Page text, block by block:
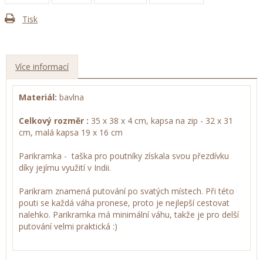
Tisk
Více informací
Materiál: bavlna
Celkový rozměr : 35 x 38 x 4 cm, kapsa na zip - 32 x 31
cm, malá kapsa 19 x 16 cm
Parikramka - taška pro poutníky získala svou přezdívku
díky jejímu využití v Indii.
Parikram znamená putování po svatých místech. Při této
pouti se každá váha pronese, proto je nejlepší cestovat
nalehko. Parikramka má minimální váhu, takže je pro delší
putování velmi praktická :)